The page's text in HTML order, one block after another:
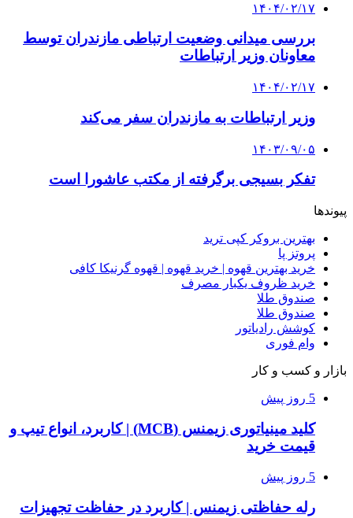
۱۴۰۴/۰۲/۱۷
بررسی میدانی وضعیت ارتباطی مازندران توسط
معاونان وزیر ارتباطات
۱۴۰۴/۰۲/۱۷
وزیر ارتباطات به مازندران سفر می‌کند
۱۴۰۳/۰۹/۰۵
تفکر بسیجی برگرفته از مکتب عاشورا است
پیوندها
بهترین بروکر کپی ترید
پروتز پا
خرید بهترین قهوه | خرید قهوه | قهوه گرنیکا کافی
خرید ظروف یکبار مصرف
صندوق طلا
صندوق طلا
کوشش رادیاتور
وام فوری
بازار و کسب و کار
5 روز پیش
کلید مینیاتوری زیمنس (MCB) | کاربرد، انواع تیپ و
قیمت خرید
5 روز پیش
رله حفاظتی زیمنس | کاربرد در حفاظت تجهیزات